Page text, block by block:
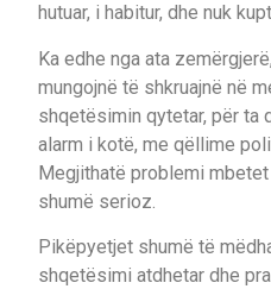
hutuar, i habitur, dhe nuk
Ka edhe nga ata
mungojnë të shkruajnë në
shqetësimin qytetar, për ta
alarm i kotë, me qëllime
Megjithatë problemi
shumë serioz.
Pikëpyetjet shumë të
shqetësimi atdhetar dhe